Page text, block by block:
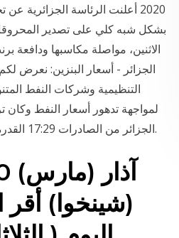
2020 أعلنت الرئاسة الجزائرية
الجزائر من الصادرات 17:29 القدرة: نتابع الحالة الصحية للمحجورين وجميعهم بحالة جيدة(فلسطين اليوم).
(شينخوا) أقر